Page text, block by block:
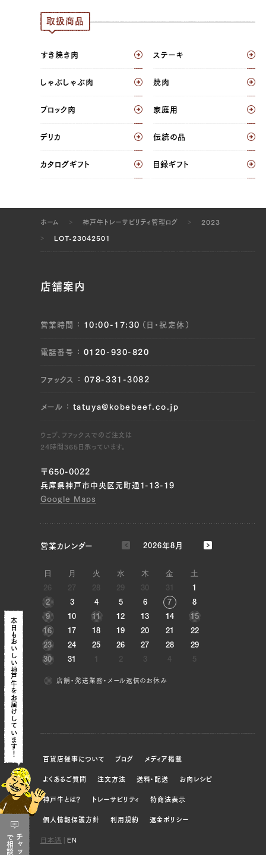
JP1559950181
JP1559964874
三角バラ（左）, 三角バラ（右）, ウチヒラ（左）, ウ
チヒラ（右）, マル（左）, マル（右）, ラムイチ
（左）, ラムイチ（右）
JP1631311541
三角バラ（左）, 三角バラ（右）, ウデ（左）, ウデ
三角バラ（左）, 三角バラ（右）, ウデ（左）, ウデ
（右）, トンビ（左）, トンビ（右）
ヘレ（左）, ヘレ（右）
三角バラ（左）, 三角バラ（右）
JP1612359838
ウデ（左）, ウデ（右）, トンビ（左）, トンビ（右）,
リブロース（右）, サーロイン（左）, サーロイン
JP1409279660
三角バラ（左）, 三角バラ（右）
三角バラ（左）, 三角バラ（右）
JP1619967562
三角バラ（左）, 三角バラ（右）, ウデ（左）, ウデ
（右）, トンビ（左）, トンビ（右）
三角バラ（左）, 三角バラ（右）, ウデ（左）, ウデ
（右）, トンビ（左）, トンビ（右）
JP1409278311
三角バラ（左）, 三角バラ（右）, ブリスケ（左）,
ブリスケ（右）, ウデ（左）, ウデ（右）, トンビ
JP1391966401
取扱商品
すき焼き肉 ステーキ
しゃぶしゃぶ肉 焼肉
ブロック肉 家庭用
デリカ 伝統の品
カタログギフト 目録ギフト
ホーム 神戸牛トレーサビリティ管理ログ 2023
LOT-23042501
店舗案内
営業時間 10:00-17:30（日・祝定休）
電話番号 0120-930-820
ファックス 078-331-3082
メール tatuya@kobebeef.co.jp
ウェブ、ファックスでのご注文は
24時間365日承っています。
〒650-0022
兵庫県神戸市中央区元町通1-13-19
Google Maps
営業カレンダー 2026年8月
日 月 火 水 木 金
土
26
27 28 29 30 31
1
2
3 4 5 6 7
8
9
10 11 12 13 14
15
16
17 18 19 20 21
22
23
24 25 26 27 28
29
30
31 1 2 3 4 5
店舗・発送業務・メール返信のお休み
百貨店催事について ブログ メディア掲載
よくあるご質問 注文方法 送料・配送 お肉レシピ
神戸牛とは？ トレーサビリティ 特商法表示
個人情報保護方針 利用規約 返金ポリシー
日本語 EN
本日も
おいしい神戸牛を
お届けしています！
チャット
で
相談